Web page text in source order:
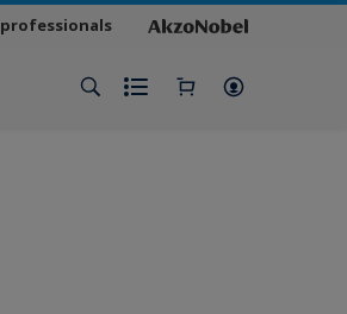
professionals